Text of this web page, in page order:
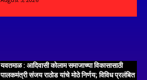
यवतमाळ : आदिवासी कोलाम समाजाच्या विकासासाठी
पालकमंत्री संजय राठोड यांचे मोठे निर्णय; विविध प्रलंबित